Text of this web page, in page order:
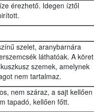
érezhető. Idegen íztől
szelet, aranybarnára
láthatóak. A köret
szemek, amelynek
nem tartalmaz.
nem száraz, a sajt kellően
tapadó, kellően főtt.